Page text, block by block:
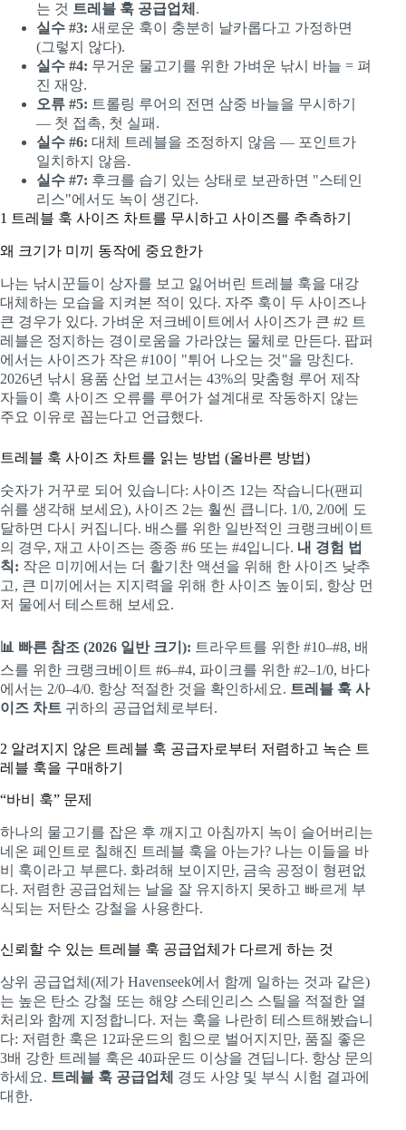
는 것 트레블 훅 공급업체 .
실수 #3: 새로운 훅이 충분히 날카롭다고 가정하면
(그렇지 않다).
실수 #4: 무거운 물고기를 위한 가벼운 낚시 바늘 = 펴
진 재앙.
오류 #5: 트롤링 루어의 전면 삼중 바늘을 무시하기
— 첫 접촉, 첫 실패.
실수 #6: 대체 트레블을 조정하지 않음 — 포인트가
일치하지 않음.
실수 #7: 후크를 습기 있는 상태로 보관하면 "스테인
리스"에서도 녹이 생긴다.
1 트레블 훅 사이즈 차트를 무시하고 사이즈를 추측하기
왜 크기가 미끼 동작에 중요한가
나는 낚시꾼들이 상자를 보고 잃어버린 트레블 훅을 대강
대체하는 모습을 지켜본 적이 있다. 자주 훅이 두 사이즈나
큰 경우가 있다. 가벼운 저크베이트에서 사이즈가 큰 #2 트
레블은 정지하는 경이로움을 가라앉는 물체로 만든다. 팝퍼
에서는 사이즈가 작은 #10이 "튀어 나오는 것"을 망친다.
2026년 낚시 용품 산업 보고서는 43%의 맞춤형 루어 제작
자들이 훅 사이즈 오류를 루어가 설계대로 작동하지 않는
주요 이유로 꼽는다고 언급했다.
트레블 훅 사이즈 차트를 읽는 방법 (올바른 방법)
숫자가 거꾸로 되어 있습니다: 사이즈 12는 작습니다(팬피
쉬를 생각해 보세요), 사이즈 2는 훨씬 큽니다. 1/0, 2/0에 도
달하면 다시 커집니다. 배스를 위한 일반적인 크랭크베이트
의 경우, 재고 사이즈는 종종 #6 또는 #4입니다. 내 경험 법
칙: 작은 미끼에서는 더 활기찬 액션을 위해 한 사이즈 낮추
고, 큰 미끼에서는 지지력을 위해 한 사이즈 높이되, 항상 먼
저 물에서 테스트해 보세요.
📊 빠른 참조 (2026 일반 크기): 트라우트를 위한 #10–#8, 배
스를 위한 크랭크베이트 #6–#4, 파이크를 위한 #2–1/0, 바다
에서는 2/0–4/0. 항상 적절한 것을 확인하세요. 트레블 훅 사
이즈 차트 귀하의 공급업체로부터.
2 알려지지 않은 트레블 훅 공급자로부터 저렴하고 녹슨 트
레블 훅을 구매하기
“바비 훅” 문제
하나의 물고기를 잡은 후 깨지고 아침까지 녹이 슬어버리는
네온 페인트로 칠해진 트레블 훅을 아는가? 나는 이들을 바
비 훅이라고 부른다. 화려해 보이지만, 금속 공정이 형편없
다. 저렴한 공급업체는 날을 잘 유지하지 못하고 빠르게 부
식되는 저탄소 강철을 사용한다.
신뢰할 수 있는 트레블 훅 공급업체가 다르게 하는 것
상위 공급업체(제가 Havenseek에서 함께 일하는 것과 같은)
는 높은 탄소 강철 또는 해양 스테인리스 스틸을 적절한 열
처리와 함께 지정합니다. 저는 훅을 나란히 테스트해봤습니
다: 저렴한 훅은 12파운드의 힘으로 벌어지지만, 품질 좋은
3배 강한 트레블 훅은 40파운드 이상을 견딥니다. 항상 문의
하세요. 트레블 훅 공급업체
경도 사양 및 부식 시험 결과에
대한.